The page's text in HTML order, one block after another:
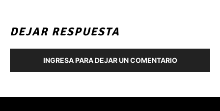
DEJAR RESPUESTA
INGRESA PARA DEJAR UN COMENTARIO